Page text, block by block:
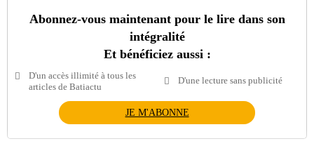
Abonnez-vous maintenant pour le lire dans son
intégralité
Et bénéficiez aussi :
D'un accès illimité à tous les
articles de Batiactu
D'une lecture sans publicité
JE M'ABONNE